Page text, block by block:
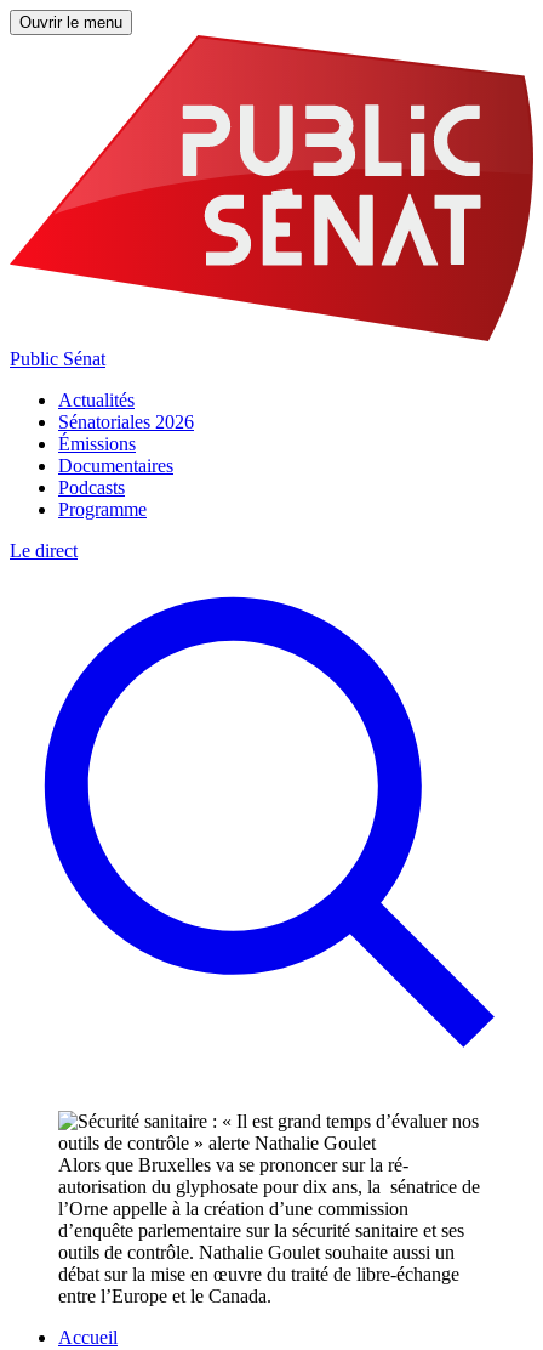
Ouvrir le menu
Public Sénat
Actualités
Sénatoriales 2026
Émissions
Documentaires
Podcasts
Programme
Le direct
Alors que Bruxelles va se prononcer sur la ré-
autorisation du glyphosate pour dix ans, la sénatrice de
l’Orne appelle à la création d’une commission
d’enquête parlementaire sur la sécurité sanitaire et ses
outils de contrôle. Nathalie Goulet souhaite aussi un
débat sur la mise en œuvre du traité de libre-échange
entre l’Europe et le Canada.
Accueil